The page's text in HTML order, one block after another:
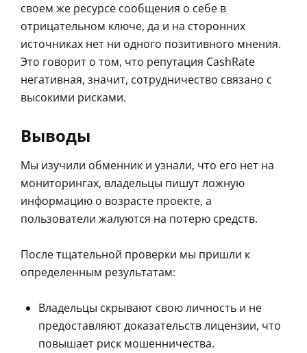
своем же ресурсе сообщения о себе в
отрицательном ключе, да и на сторонних
источниках нет ни одного позитивного мнения.
Это говорит о том, что репутация CashRate
негативная, значит, сотрудничество связано с
высокими рисками.
Выводы
Мы изучили обменник и узнали, что его нет на
мониторингах, владельцы пишут ложную
информацию о возрасте проекте, а
пользователи жалуются на потерю средств.
После тщательной проверки мы пришли к
определенным результатам:
Владельцы скрывают свою личность и не
предоставляют доказательств лицензии, что
повышает риск мошенничества.